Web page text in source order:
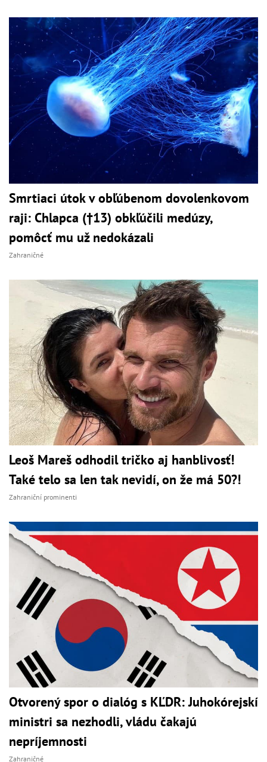
Smrtiaci útok v obľúbenom dovolenkovom
raji: Chlapca (†13) obkľúčili medúzy,
pomôcť mu už nedokázali
Zahraničné
Leoš Mareš odhodil tričko aj hanblivosť!
Také telo sa len tak nevidí, on že má 50?!
Zahraniční prominenti
Otvorený spor o dialóg s KĽDR: Juhokórejskí
ministri sa nezhodli, vládu čakajú
nepríjemnosti
Zahraničné